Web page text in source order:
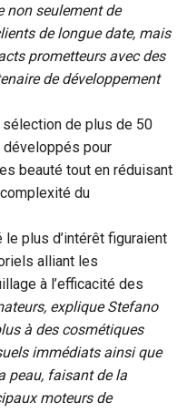
non seulement de
de longue date, mais
prometteurs avec des
de développement
de plus de 50
pour
beauté tout en réduisant
du
plus d’intérêt figuraient
alliant les
à l’efficacité des
explique Stefano
à des cosmétiques
immédiats ainsi que
peau, faisant de la
moteurs de